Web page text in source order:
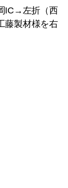
IC→左折（西
藤製材様を右